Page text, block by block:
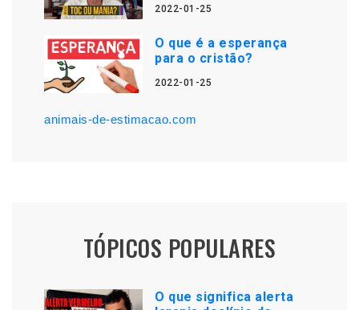
2022-01-25
O que é a esperança
para o cristão?
2022-01-25
animais-de-estimacao.com
TÓPICOS POPULARES
O que significa alerta